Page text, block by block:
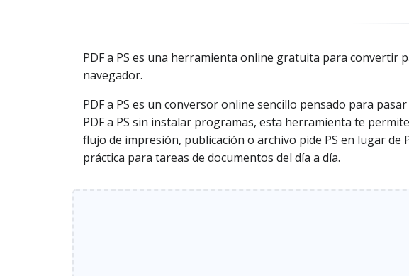
PDF a PS es una herramienta online gratuita para convertir
navegador.
PDF a PS es un conversor online sencillo pensado para
PDF a PS sin instalar programas, esta herramienta te
flujo de impresión, publicación o archivo pide PS en lugar de
práctica para tareas de documentos del día a día.